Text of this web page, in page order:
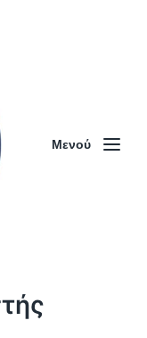
Μενού